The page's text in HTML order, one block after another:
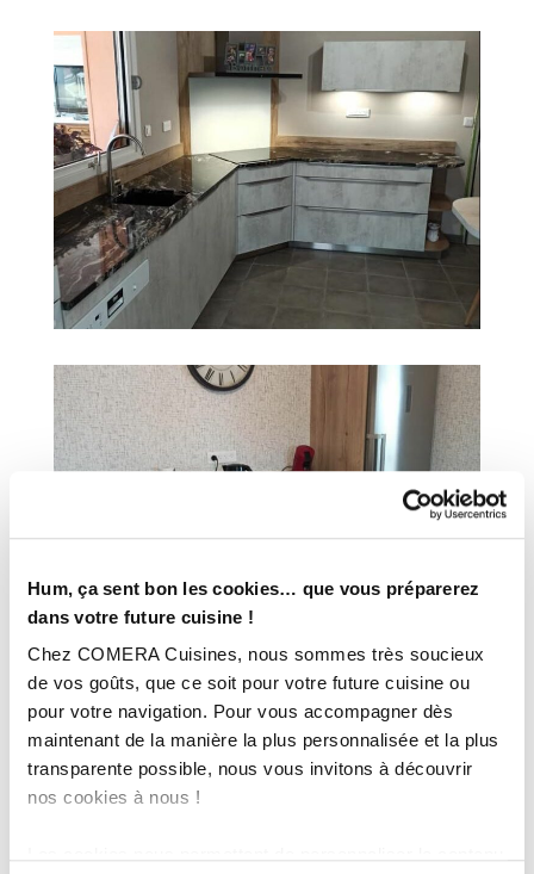
Hum, ça sent bon les cookies… que vous préparerez
dans votre future cuisine !
Chez COMERA Cuisines, nous sommes très soucieux
de vos goûts, que ce soit pour votre future cuisine ou
pour votre navigation. Pour vous accompagner dès
maintenant de la manière la plus personnalisée et la plus
transparente possible, nous vous invitons à découvrir
nos cookies à nous !